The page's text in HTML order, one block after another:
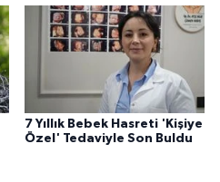
7 Yıllık Bebek Hasreti 'Kişiye
Özel' Tedaviyle Son Buldu